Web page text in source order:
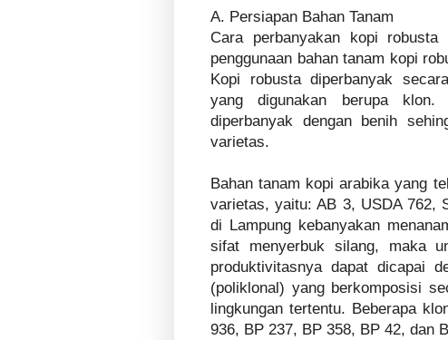
A. Persiapan Bahan Tanam
Cara perbanyakan kopi
penggunaan bahan tanam kopi
Kopi robusta diperbanyak
yang digunakan berupa klon.
diperbanyak dengan benih
varietas.
Bahan tanam kopi arabika yang
varietas, yaitu: AB 3, USDA 762,
di Lampung kebanyakan
sifat menyerbuk silang, maka
produktivitasnya dapat dicapai
(poliklonal) yang berkomposisi
lingkungan tertentu. Beberapa
936, BP 237, BP 358, BP 42, dan